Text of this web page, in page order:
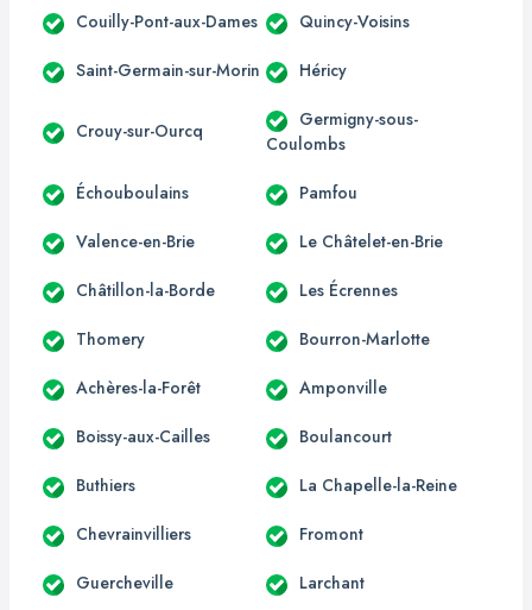
Couilly-Pont-aux-Dames Quincy-Voisins
Saint-Germain-sur-Morin Héricy
Crouy-sur-Ourcq
Germigny-sous-
Coulombs
Échouboulains Pamfou
Valence-en-Brie Le Châtelet-en-Brie
Châtillon-la-Borde Les Écrennes
Thomery Bourron-Marlotte
Achères-la-Forêt Amponville
Boissy-aux-Cailles Boulancourt
Buthiers La Chapelle-la-Reine
Chevrainvilliers Fromont
Guercheville Larchant